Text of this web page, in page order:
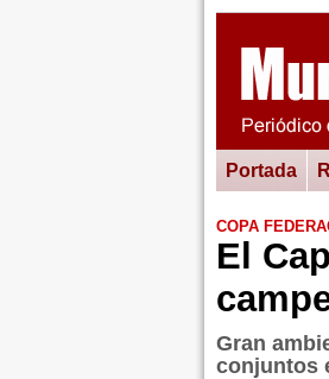
Portada
COPA
El
Gran
conjuntos